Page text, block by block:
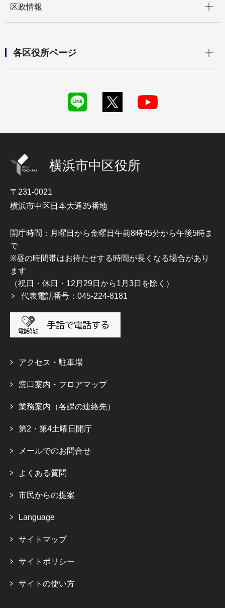
区政情報
各区役所ページ
横浜市中区役所
〒231-0021
横浜市中区日本大通35番地
開庁時間：月曜日から金曜日午前8時45分から午後5時ま
で
※昼の時間帯はお待たせする時間が長くなる場合があり
ます
（祝日・休日・12月29日から1月3日を除く）
代表電話番号：045-224-8181
アクセス・駐車場
窓口案内・フロアマップ
業務案内（各課の連絡先）
第2・第4土曜日開庁
メールでのお問合せ
よくある質問
市民からの提案
Language
サイトマップ
サイトポリシー
サイトの使い方